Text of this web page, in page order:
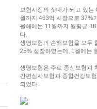
보험시장의 잣대가 되고 있
월까지 463억 시장으로 37%
올해에는 11월까지 월평균
다.
생명보험과 손해보험을 모두
25% 성장하였는데, 1월에는
생명보험은 주로 종신보험과
간편심사보험과 종합건강보
되었다.